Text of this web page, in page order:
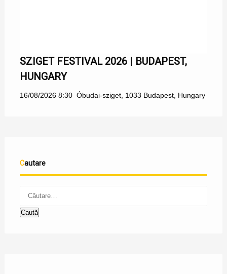
SZIGET FESTIVAL 2026 | BUDAPEST,
HUNGARY
16/08/2026 8:30 Óbudai-sziget, 1033 Budapest, Hungary
Cautare